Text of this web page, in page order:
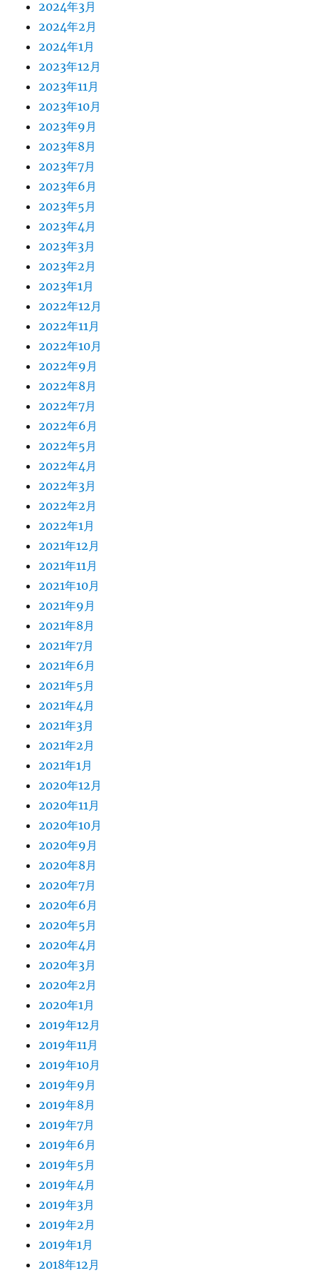
2024年3月
2024年2月
2024年1月
2023年12月
2023年11月
2023年10月
2023年9月
2023年8月
2023年7月
2023年6月
2023年5月
2023年4月
2023年3月
2023年2月
2023年1月
2022年12月
2022年11月
2022年10月
2022年9月
2022年8月
2022年7月
2022年6月
2022年5月
2022年4月
2022年3月
2022年2月
2022年1月
2021年12月
2021年11月
2021年10月
2021年9月
2021年8月
2021年7月
2021年6月
2021年5月
2021年4月
2021年3月
2021年2月
2021年1月
2020年12月
2020年11月
2020年10月
2020年9月
2020年8月
2020年7月
2020年6月
2020年5月
2020年4月
2020年3月
2020年2月
2020年1月
2019年12月
2019年11月
2019年10月
2019年9月
2019年8月
2019年7月
2019年6月
2019年5月
2019年4月
2019年3月
2019年2月
2019年1月
2018年12月